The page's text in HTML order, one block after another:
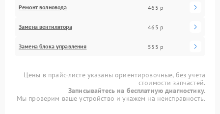
Ремонт волновода 465 р
Замена вентилятора 465 р
Замена блока управления 555 р
Цены в прайс-листе указаны ориентировочные, без учета
стоимости запчастей.
Записывайтесь на бесплатную диагностику.
Мы проверим ваше устройство и укажем на неисправность.